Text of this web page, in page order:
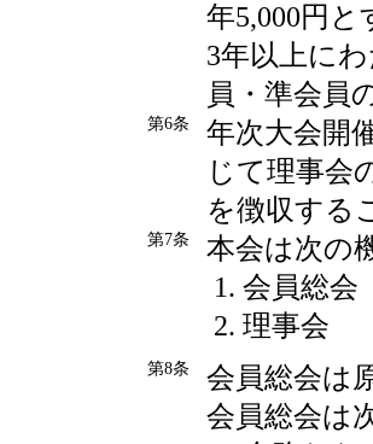
年5,000円と
3年以上に
員・準会員
第6条
年次大会開
じて理事会
を徴収する
第7条
本会は次の
会員総会
理事会
第8条
会員総会は
会員総会は